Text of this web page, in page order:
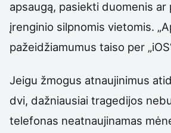
apsaugą, pasiekti duomenis ar
įrenginio silpnomis vietomis.
pažeidžiamumus taiso per
Jeigu žmogus atnaujinimus
dvi, dažniausiai tragedijos
telefonas neatnaujinamas